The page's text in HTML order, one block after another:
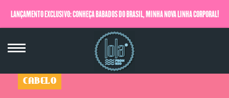
LANÇAMENTO EXCLUSIVO: CONHEÇA BABADOS DO BRASIL, MINHA NOVA LINHA CORPORAL!
QUERO SABER MAIS
CABELO